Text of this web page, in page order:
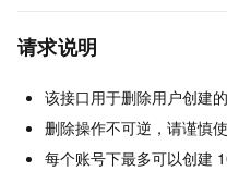
请求说明
该接口用于删除用户创建的
删除操作不可逆，请谨慎使
每个账号下最多可以创建